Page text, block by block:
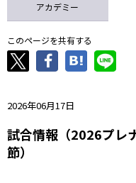
アカデミー
このページを共有する
2026年06月17日
試合情報（2026プレ
節）